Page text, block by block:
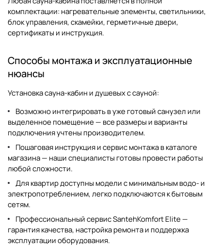
комплектации: нагревательные элементы, светильники,
блок управления, скамейки, герметичные двери,
сертификаты и инструкция.
Способы монтажа и эксплуатационные
нюансы
Установка сауна-кабин и душевых с сауной:
Возможно интегрировать в уже готовый санузел или
выделенное помещение — все размеры и варианты
подключения учтены производителем.
Пошаговая инструкция и сервис монтажа в каталоге
магазина — наши специалисты готовы провести работы
любой сложности.
Для квартир доступны модели с минимальным водо- и
электропотреблением, легко подключаются к бытовым
сетям.
Профессиональный сервис SantehKomfort Elite —
гарантия качества, настройка ремонта и поддержка
эксплуатации оборудования.